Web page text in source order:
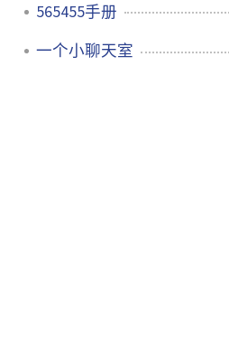
565455手册
一个小聊天室